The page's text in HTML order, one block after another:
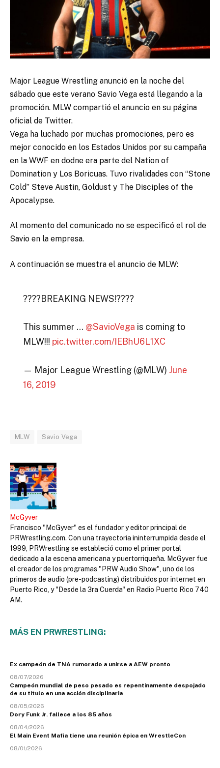
Major League Wrestling anunció en la noche del
sábado que este verano Savio Vega está llegando a la
promoción. MLW compartió el anuncio en su página
oficial de Twitter.
Vega ha luchado por muchas promociones, pero es
mejor conocido en los Estados Unidos por su campaña
en la WWF en dodne era parte del Nation of
Domination y Los Boricuas. Tuvo rivalidades con “Stone
Cold” Steve Austin, Goldust y The Disciples of the
Apocalypse.
Al momento del comunicado no se especificó el rol de
Savio en la empresa.
A continuación se muestra el anuncio de MLW:
????BREAKING NEWS!????
This summer … @SavioVega is coming to
MLW!!! pic.twitter.com/IEBhU6L1XC
— Major League Wrestling (@MLW) June
16, 2019
MLW Savio Vega
McGyver
Francisco "McGyver" es el fundador y editor principal de
PRWrestling.com. Con una trayectoria ininterrumpida desde el
1999, PRWrestling se estableció como el primer portal
dedicado a la escena americana y puertorriqueña. McGyver fue
el creador de los programas "PRW Audio Show", uno de los
primeros de audio (pre-podcasting) distribuidos por internet en
Puerto Rico, y "Desde la 3ra Cuerda" en Radio Puerto Rico 740
AM.
MÁS EN PRWRESTLING:
Ex campeón de TNA rumorado a unirse a AEW pronto
08/07/2026
Campeón mundial de peso pesado es repentinamente despojado
de su título en una acción disciplinaria
08/05/2026
Dory Funk Jr. fallece a los 85 años
08/04/2026
El Main Event Mafia tiene una reunión épica en WrestleCon
08/01/2026